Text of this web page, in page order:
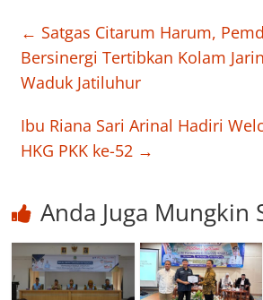
← Satgas Citarum Harum,
Bersinergi Tertibkan Kolam
Waduk Jatiluhur
Ibu Riana Sari Arinal Hadiri
HKG PKK ke-52 →
Anda Juga Mungkin